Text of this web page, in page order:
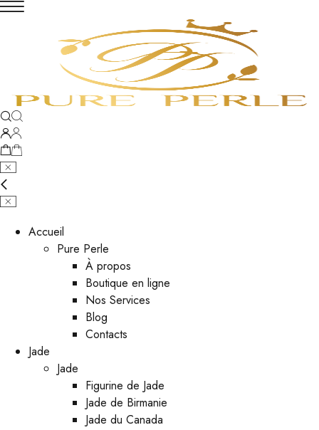
Accueil
Pure Perle
À propos
Boutique en ligne
Nos Services
Blog
Contacts
Jade
Jade
Figurine de Jade
Jade de Birmanie
Jade du Canada